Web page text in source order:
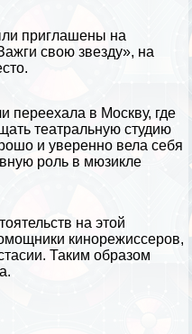
приглашены на
свою звезду», на
переехала в Москву, где
театральную студию
и уверенно вела себя
роль в мюзикле
на этой
кинорежиссеров,
Таким образом